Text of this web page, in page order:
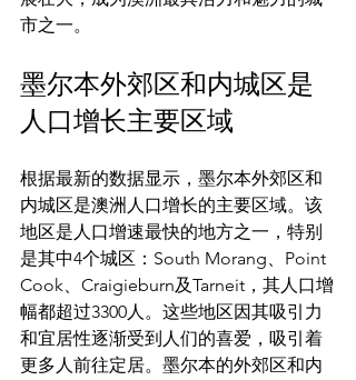
墨尔本外郊区和内城区是
人口增长主要区域
根据最新的数据显示，墨尔本外郊区和
内城区是澳洲人口增长的主要区域。该
地区是人口增速最快的地方之一，特别
是其中4个城区：South Morang、Point
Cook、Craigieburn及Tarneit，其人口增
幅都超过3300人。这些地区因其吸引力
和宜居性逐渐受到人们的喜爱，吸引着
更多人前往定居。墨尔本的外郊区和内